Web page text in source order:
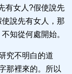
有女人?假使說先
說先有女人，那
知從何處開始。
究不明白的道
那裡來的。所以